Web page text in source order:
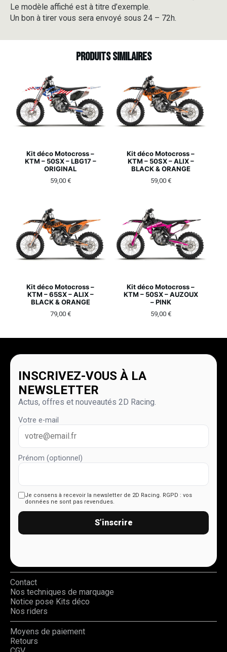
Le modèle affiché est à titre d’exemple.
Un bon à tirer vous sera envoyé sous 24 – 72h.
Produits similaires
Kit déco Motocross –
KTM – 50SX – LBG17 –
ORIGINAL
59,00 €
Kit déco Motocross –
KTM – 50SX – ALIX –
BLACK & ORANGE
59,00 €
Kit déco Motocross –
KTM – 65SX – ALIX –
BLACK & ORANGE
79,00 €
Kit déco Motocross –
KTM – 50SX – AUZOUX
– PINK
59,00 €
INSCRIVEZ-VOUS À LA
NEWSLETTER
Actus, offres et nouveautés 2D Racing.
Votre e-mail
Prénom (optionnel)
Je consens à recevoir la newsletter de 2D Racing. RGPD : vos
données ne sont pas revendues.
S’inscrire
Contact
Nos techniques de marquage
Notice pose Kits déco
Nos riders
Moyens de paiement
Retours